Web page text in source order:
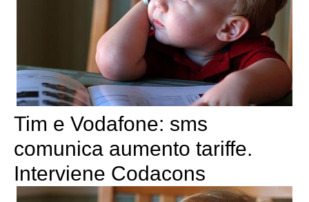
Tim e Vodafone: sms
comunica aumento tariffe.
Interviene Codacons